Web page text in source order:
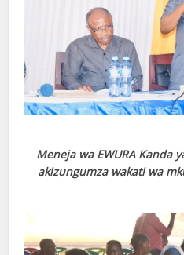
Meneja wa EWURA Kanda
akizungumza wakati wa